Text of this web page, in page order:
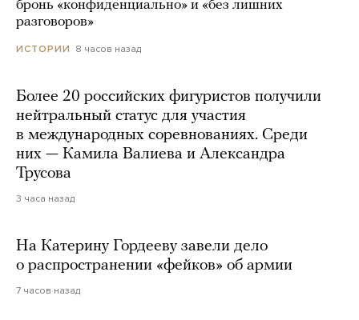
бронь «конфиденциально» и «без лишних
разговоров»
ИСТОРИИ 8 часов назад
Более 20 российских фигуристов получили
нейтральный статус для участия
в международных соревнованиях. Среди
них — Камила Валиева и Александра
Трусова
3 часа назад
На Катерину Гордееву завели дело
о распространении «фейков» об армии
7 часов назад